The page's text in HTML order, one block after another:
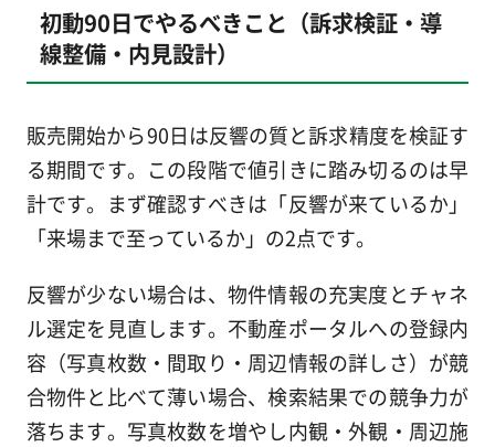
初動90日でやるべきこと（訴求検証・導
線整備・内見設計）
販売開始から90日は反響の質と訴求精度を検証す
る期間です。この段階で値引きに踏み切るのは早
計です。まず確認すべきは「反響が来ているか」
「来場まで至っているか」の2点です。
反響が少ない場合は、物件情報の充実度とチャネ
ル選定を見直します。不動産ポータルへの登録内
容（写真枚数・間取り・周辺情報の詳しさ）が競
合物件と比べて薄い場合、検索結果での競争力が
落ちます。写真枚数を増やし内観・外観・周辺施